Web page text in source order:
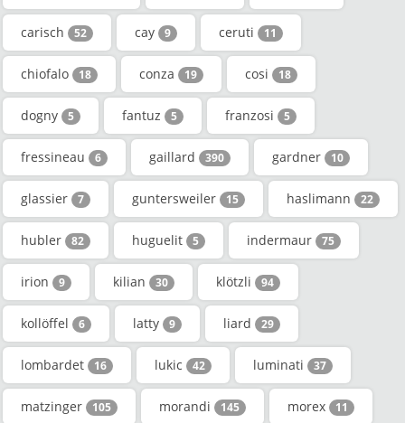
carisch 52 cay 9 ceruti 11
chiofalo 18 conza 19 cosi 18
dogny 5 fantuz 5 franzosi 5
fressineau 6 gaillard 390 gardner 10
glassier 7 guntersweiler 15 haslimann 22
hubler 82 huguelit 5 indermaur 75
irion 9 kilian 30 klötzli 94
kollöffel 6 latty 9 liard 29
lombardet 16 lukic 42 luminati 37
matzinger 105 morandi 145 morex 11